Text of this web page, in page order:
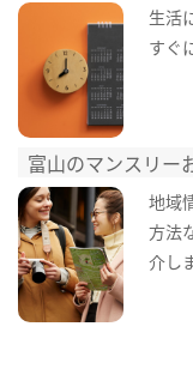
生活
すぐ
富山のマンスリー
地域
方法
介し